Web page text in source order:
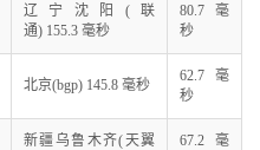
辽宁沈阳(联
通) 155.3 毫秒
80.7 毫
秒
北京(bgp) 145.8 毫秒
62.7 毫
秒
新疆乌鲁木齐(天翼
67.2 毫